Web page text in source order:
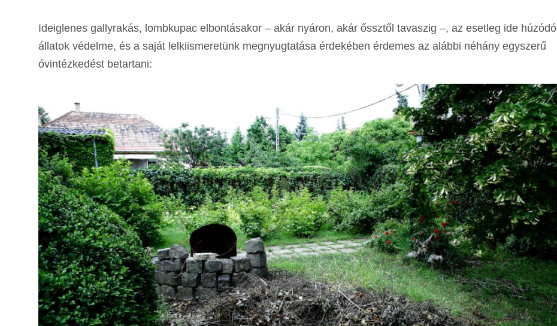
Ideiglenes gallyrakás, lombkupac elbontásakor – akár nyáron, akár őssztől tavaszig –, az esetleg ide húzódó
állatok védelme, és a saját lelkiismeretünk megnyugtatása érdekében érdemes az alábbi néhány egyszerű
óvintézkedést betartani: